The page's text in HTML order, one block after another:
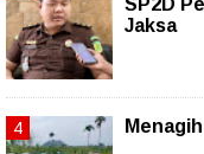
Jaksa